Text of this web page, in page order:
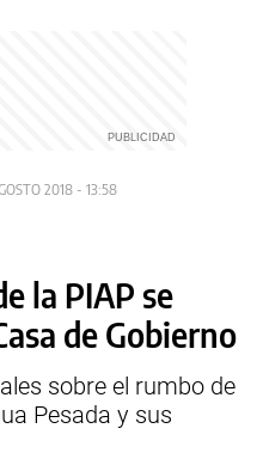
2018 - 13:58
la PIAP se
de Gobierno
sobre el rumbo de
Pesada y sus